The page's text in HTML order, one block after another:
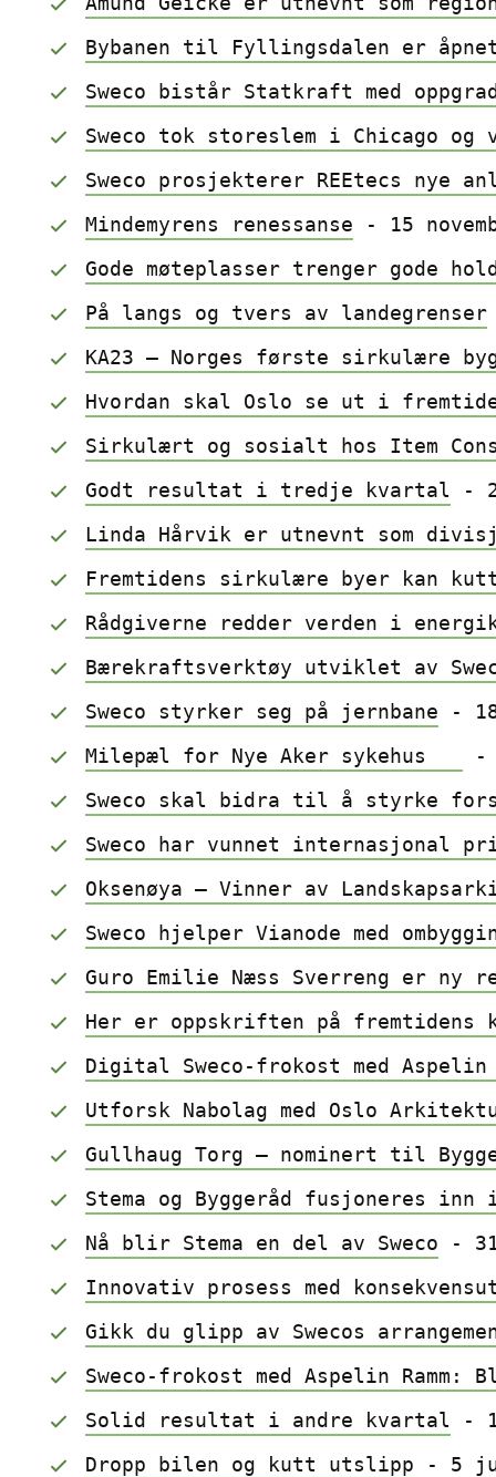
Bybanen til Fyllingsdalen er
Sweco bistår Statkraft med
Sweco tok storeslem i Chicago
Sweco prosjekterer REEtecs nye
Mindemyrens renessanse - 15
Gode møteplasser trenger gode
På langs og tvers av landegrenser
KA23 – Norges første sirkulære
Hvordan skal Oslo se ut i
Sirkulært og sosialt hos Item
Godt resultat i tredje kvartal
-
Linda Hårvik er utnevnt som
Fremtidens sirkulære byer kan
Rådgiverne redder verden i
Bærekraftsverktøy utviklet av
Sweco styrker seg på jernbane -
Milepæl for Nye Aker sykehus
-
Sweco skal bidra til å styrke
Sweco har vunnet internasjonal
Oksenøya – Vinner av
Sweco hjelper Vianode med
Guro Emilie Næss Sverreng er ny
Her er oppskriften på fremtidens
Digital Sweco-frokost med
Utforsk Nabolag med Oslo
Gullhaug Torg – nominert til
Stema og Byggeråd fusjoneres inn i
Nå blir Stema en del av Sweco -
Innovativ prosess med
Gikk du glipp av Swecos
Sweco-frokost med Aspelin
Solid resultat i andre kvartal
-
Dropp bilen og kutt utslipp - 5